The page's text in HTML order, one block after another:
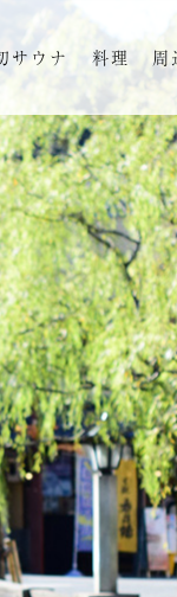
サウナ 料理 周